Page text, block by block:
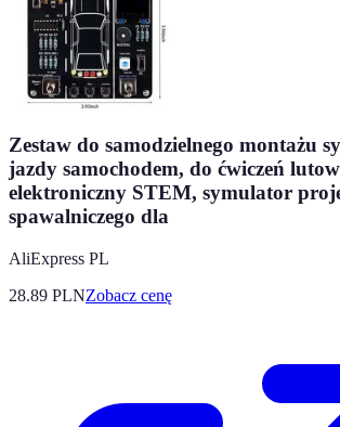
Zestaw do samodzielnego montażu
jazdy samochodem, do ćwiczeń
elektroniczny STEM, symulator
spawalniczego dla
AliExpress PL
28.89 PLNZobacz cenę